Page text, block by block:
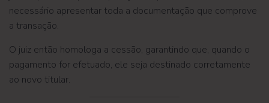
necessário apresentar toda a documentação que comprove
a transação.
O juiz então homologa a cessão, garantindo que, quando o
pagamento for efetuado, ele seja destinado corretamente
ao novo titular.